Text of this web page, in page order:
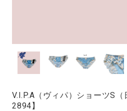
V.I.P.A（ヴィパ）ショーツS
2894】